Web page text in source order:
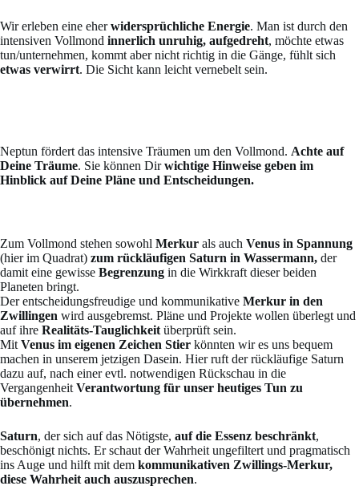
Wir erleben eine eherwidersprüchliche Energie. Man ist durch den
intensiven Vollmond innerlich unruhig, aufgedreht, möchte etwas
tun/unternehmen, kommt aber nicht richtig in die Gänge, fühlt sich
etwas verwirrt. Die Sicht kann leicht vernebelt sein.
Neptun fördert das intensive Träumen um den Vollmond. Achte auf
Deine Träume. Sie können Dirwichtige Hinweise geben im
Hinblick auf Deine Pläne und Entscheidungen.
Zum Vollmond stehen sowohl Merkur als auch Venus in Spannung
(hier im Quadrat) zum rückläufigen Saturn in Wassermann, der
damit eine gewisse Begrenzung in die Wirkkraft dieser beiden
Planeten bringt.
Der entscheidungsfreudige und kommunikative Merkur in den
Zwillingen wird ausgebremst. Pläne und Projekte wollen überlegt und
auf ihre Realitäts-Tauglichkeit überprüft sein.
Mit Venus im eigenen Zeichen Stier könnten wir es uns bequem
machen in unserem jetzigen Dasein. Hier ruft der rückläufige Saturn
dazu auf, nach einer evtl. notwendigen Rückschau in die
Vergangenheit Verantwortung für unser heutiges Tun zu
übernehmen.
Saturn, der sich auf das Nötigste, auf die Essenz beschränkt,
beschönigt nichts. Er schaut der Wahrheit ungefiltert und pragmatisch
ins Auge und hilft mit dem kommunikativen Zwillings-Merkur,
diese Wahrheit auch auszusprechen.